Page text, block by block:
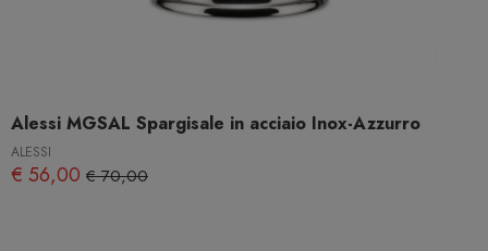
Alessi MGSAL Spargisale in acciaio Inox-Azzurro
ALESSI
€ 56,00 € 70,00